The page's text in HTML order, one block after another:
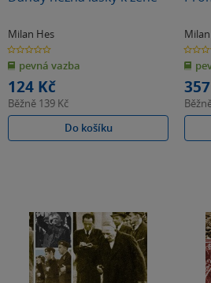
Milan Hes
0.0
z
5
hvězdiček
pevná vazba
124 Kč
Běžně 139 Kč
Do košíku
0.0
z
5